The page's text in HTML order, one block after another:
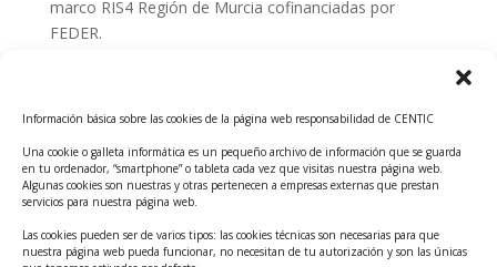
Información básica sobre las cookies de la página web responsabilidad de CENTIC
Una cookie o galleta informática es un pequeño archivo de información que se guarda
en tu ordenador, “smartphone” o tableta cada vez que visitas nuestra página web.
Algunas cookies son nuestras y otras pertenecen a empresas externas que prestan
servicios para nuestra página web.
Las cookies pueden ser de varios tipos: las cookies técnicas son necesarias para que
nuestra página web pueda funcionar, no necesitan de tu autorización y son las únicas
marco RIS4 Región de Murcia cofinanciadas por
FEDER.
Tecnológicos 2ª ed.
Ayudas INFO para el apoyo a las empresas
innovadoras con potencial tecnológico y escalables
Convocatoria Cheque de Innovación. Ayudas INFO
para la contratación de servicios de Innovación y